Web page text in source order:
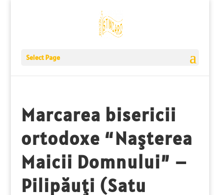
Select Page
Marcarea bisericii
ortodoxe “Naşterea
Maicii Domnului” –
Pilipăuţi (Satu